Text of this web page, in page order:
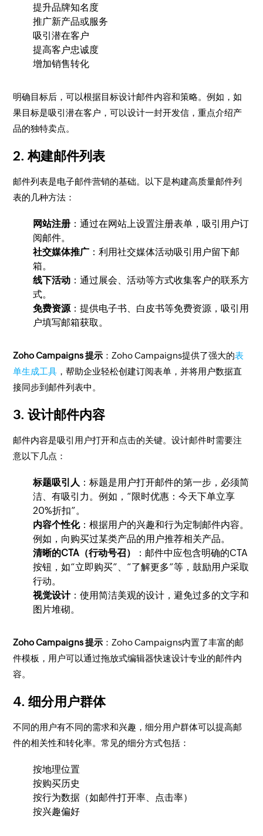
提升品牌知名度
推广新产品或服务
吸引潜在客户
提高客户忠诚度
增加销售转化
明确目标后，可以根据目标设计邮件内容和策略。例如，如
果目标是吸引潜在客户，可以设计一封开发信，重点介绍产
品的独特卖点。
2. 构建邮件列表
邮件列表是电子邮件营销的基础。以下是构建高质量邮件列
表的几种方法：
网站注册 ：通过在网站上设置注册表单，吸引用户订
阅邮件。
社交媒体推广 ：利用社交媒体活动吸引用户留下邮
箱。
线下活动 ：通过展会、活动等方式收集客户的联系方
式。
免费资源：提供电子书、白皮书等免费资源，吸引用
户填写邮箱获取。
Zoho Campaigns 提示 ：Zoho Campaigns提供了强大的表
单生成工具 ，帮助企业轻松创建订阅表单，并将用户数据直
接同步到邮件列表中。
3. 设计邮件内容
邮件内容是吸引用户打开和点击的关键。设计邮件时需要注
意以下几点：
标题吸引人 ：标题是用户打开邮件的第一步，必须简
洁、有吸引力。例如，“限时优惠：今天下单立享
20%折扣”。
内容个性化：根据用户的兴趣和行为定制邮件内容。
例如，向购买过某类产品的用户推荐相关产品。
清晰的CTA（行动号召）
：邮件中应包含明确的CTA
按钮，如“立即购买”、“了解更多”等，鼓励用户采取
行动。
视觉设计：使用简洁美观的设计，避免过多的文字和
图片堆砌。
Zoho Campaigns 提示 ：Zoho Campaigns内置了丰富的邮
件模板，用户可以通过拖放式编辑器快速设计专业的邮件内
容。
4. 细分用户群体
不同的用户有不同的需求和兴趣，细分用户群体可以提高邮
件的相关性和转化率。常见的细分方式包括：
按地理位置
按购买历史
按行为数据（如邮件打开率、点击率）
按兴趣偏好